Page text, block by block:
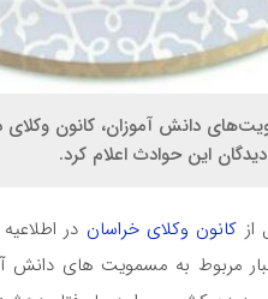
دانش آموزان، کانون
این حوادث اعلام کرد.
از کانون وکلای خراسان در